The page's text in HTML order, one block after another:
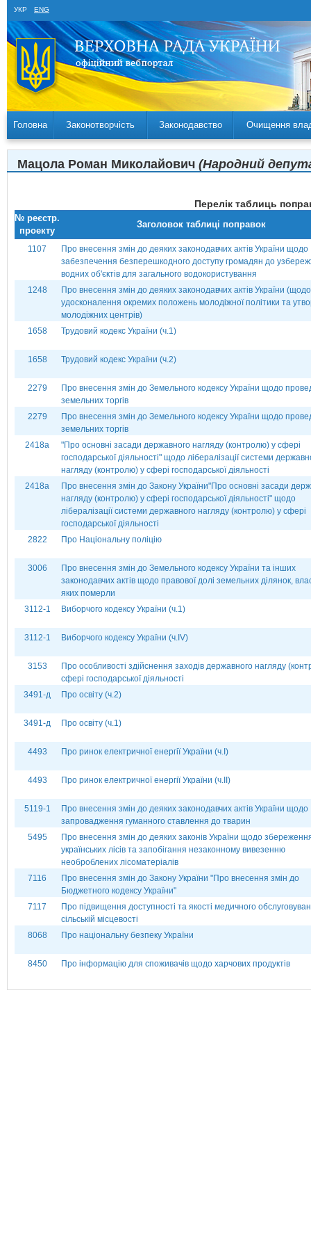
УКР ENG
Головна Законотворчість Законодавство Очищення
Мацола Роман Миколайович (Народний
Перелік таблиць
№ реєстр.
проекту
Заголовок таблиці поправок
1107
Про внесення змін до деяких законодавчих актів України щодо
забезпечення безперешкодного доступу громадян до
водних об'єктів для загального водокористування
1248
Про внесення змін до деяких законодавчих актів України (щодо
удосконалення окремих положень молодіжної політики та
молодіжних центрів)
1658
Трудовий кодекс України (ч.1)
1658 Трудовий кодекс України (ч.2)
2279
Про внесення змін до Земельного кодексу України щодо
земельних торгів
2279
Про внесення змін до Земельного кодексу України щодо
земельних торгів
2418а
"Про основні засади державного нагляду (контролю) у сфері
господарської діяльності" щодо лібералізації системи
нагляду (контролю) у сфері господарської діяльності
2418а
Про внесення змін до Закону України"Про основні засади
нагляду (контролю) у сфері господарської діяльності" щодо
лібералізації системи державного нагляду (контролю) у сфері
господарської діяльності
2822
Про Національну поліцію
3006
Про внесення змін до Земельного кодексу України та інших
законодавчих актів щодо правової долі земельних ділянок,
яких померли
3112-1
Виборчого кодексу України (ч.1)
3112-1 Виборчого кодексу України (ч.ІV)
3153
Про особливості здійснення заходів державного нагляду
сфері господарської діяльності
3491-д
Про освіту (ч.2)
3491-д Про освіту (ч.1)
4493 Про ринок електричної енергії України (ч.І)
4493 Про ринок електричної енергії України (ч.ІІ)
5119-1
Про внесення змін до деяких законодавчих актів України щодо
запровадження гуманного ставлення до тварин
5495
Про внесення змін до деяких законів України щодо
українських лісів та запобігання незаконному вивезенню
необроблених лісоматеріалів
7116
Про внесення змін до Закону України "Про внесення змін до
Бюджетного кодексу України"
7117
Про підвищення доступності та якості медичного
сільській місцевості
8068
Про національну безпеку України
8450 Про інформацію для споживачів щодо харчових продуктів